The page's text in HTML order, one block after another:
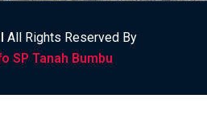
All Rights Reserved By
SP Tanah Bumbu